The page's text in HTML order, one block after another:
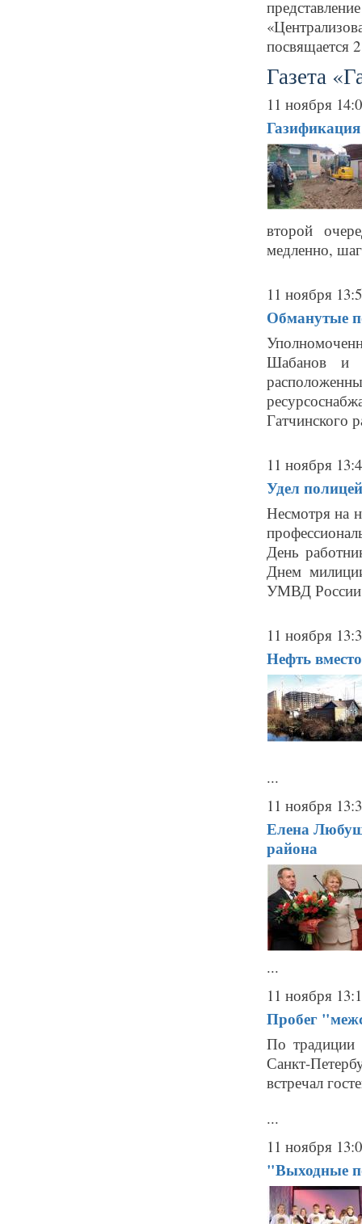
посвящается
Газета
11 ноября
Газификация
второй
медленно,
11 ноября
Обманутые
Шабанов и
Гатчинского
11 ноября
Удел
Несмотря на
День
Днем
УМВД России
11 ноября
Нефть
...
11 ноября
Елена
района
...
11 ноября
Пробег
По традиции
Санкт-
встречал
...
11 ноября
"Выходные